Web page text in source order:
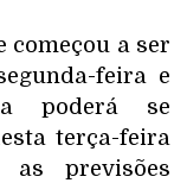
começou a ser
feira e
poderá se
terça-feira
as previsões